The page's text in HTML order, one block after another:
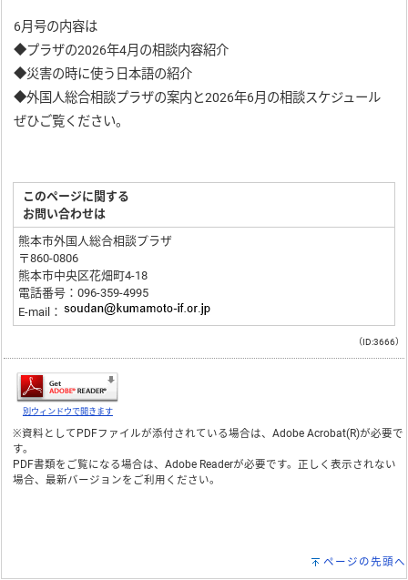
6月号の内容は
◆プラザの2026年4月の相談内容紹介
◆災害の時に使う日本語の紹介
◆外国人総合相談プラザの案内と2026年6月の相談スケジュール
ぜひご覧ください。
このページに関する
お問い合わせは
熊本市外国人総合相談プラザ
〒860-0806
熊本市中央区花畑町4-18
電話番号：096-359-4995
E-mail：
（ID:3666）
別ウィンドウで開きます
※資料としてPDFファイルが添付されている場合は、Adobe Acrobat(R)が必要で
す。
PDF書類をご覧になる場合は、Adobe Readerが必要です。正しく表示されない
場合、最新バージョンをご利用ください。
ページの先頭へ